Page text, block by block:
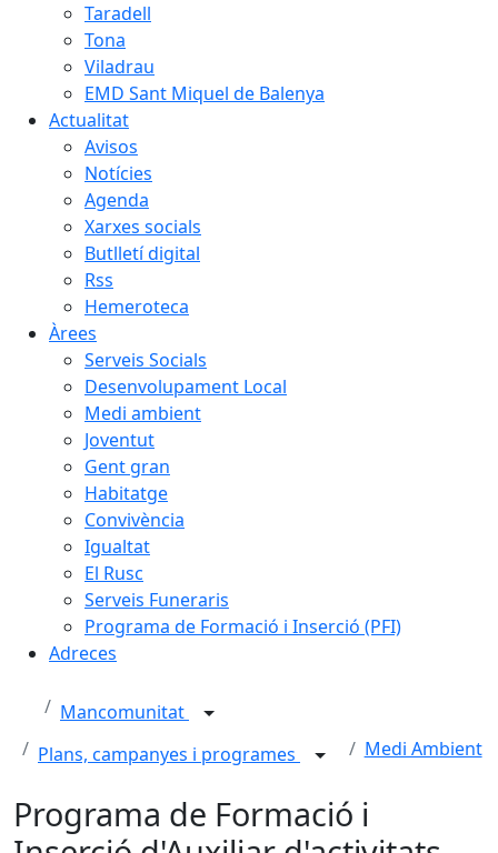
Taradell
Tona
Viladrau
EMD Sant Miquel de Balenya
Actualitat
Avisos
Notícies
Agenda
Xarxes socials
Butlletí digital
Rss
Hemeroteca
Àrees
Serveis Socials
Desenvolupament Local
Medi ambient
Joventut
Gent gran
Habitatge
Convivència
Igualtat
El Rusc
Serveis Funeraris
Programa de Formació i Inserció (PFI)
Adreces
Mancomunitat
Plans, campanyes i programes
Medi Ambient
Programa de Formació i